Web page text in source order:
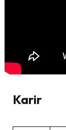
Karir